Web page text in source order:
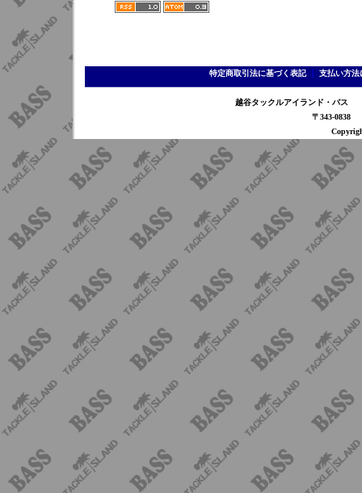
特定商取引法に基づく表記｜ 支払い方法
越谷タックルアイランド・バ
〒343-0838